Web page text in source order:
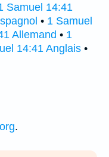
Samuel 14:41
• 1 Samuel
Allemand • 1
14:41 Anglais •
.